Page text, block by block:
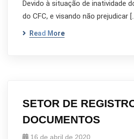
Devido à situação de inatividade
do CFC, e visando não prejudicar
Read More
SETOR DE
DOCUMENTOS
16 de abril de 2020